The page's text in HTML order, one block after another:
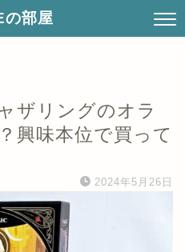
部屋
ザリングのオラ
興味本位で買って
2024年5月26日